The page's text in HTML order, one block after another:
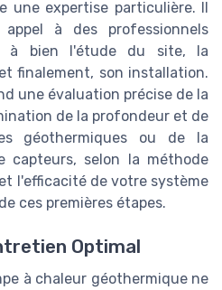
une expertise particulière. Il
à des professionnels
à bien l'étude du site, la
finalement, son installation.
une évaluation précise de la
de la profondeur et de
géothermiques ou de la
capteurs, selon la méthode
l'efficacité de votre système
ces premières étapes.
Optimal
à chaleur géothermique ne